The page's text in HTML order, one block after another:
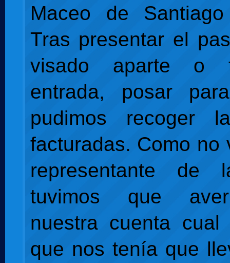
Maceo de
Tras presentar el
visado aparte o
entrada, posar
pudimos recoger
facturadas. Como no
representante de
tuvimos que
nuestra cuenta
que nos tenía que